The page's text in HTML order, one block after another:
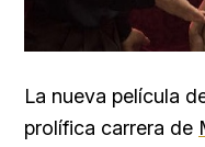
La nueva película
prolífica carrera de